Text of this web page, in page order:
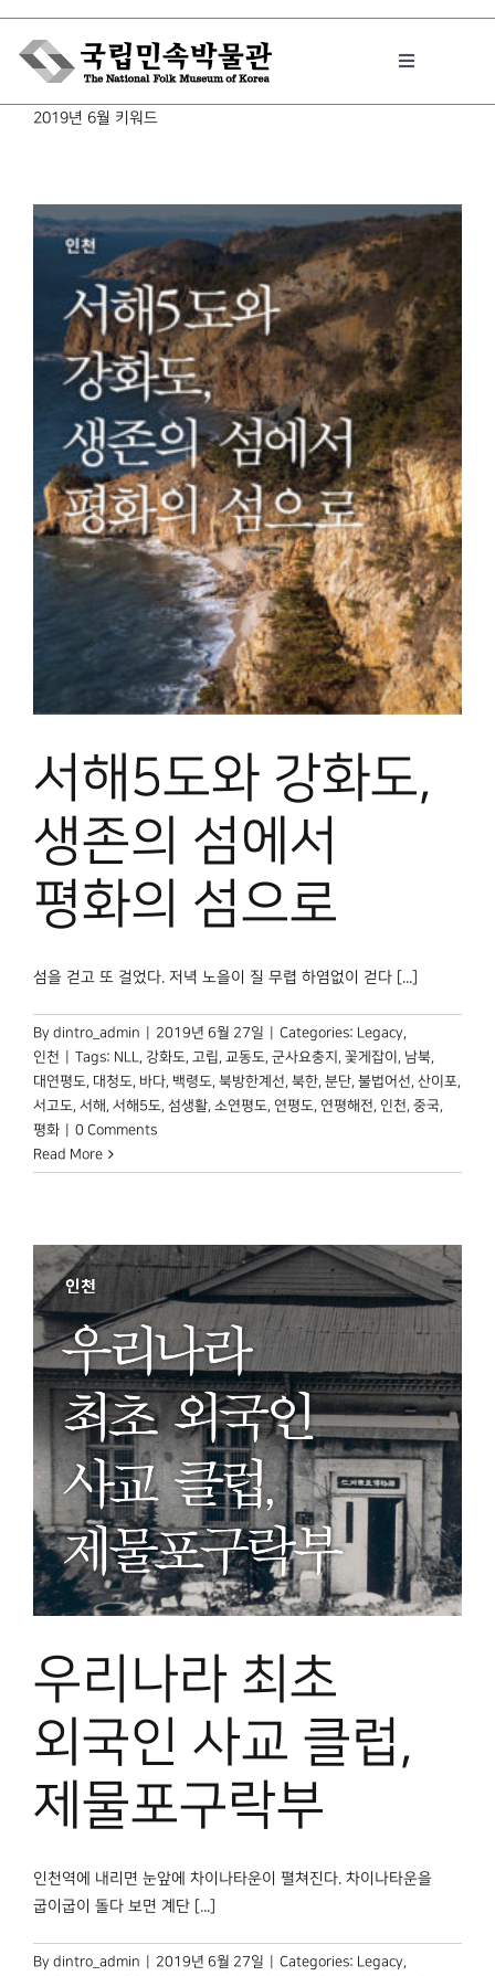
Skip
content
Toggle
민속이야기
민속 인사이드
원문보기 PDF
박물관 홈페이지
2019년 6월 키워드
서해5도와 강화도,
생존의 섬에서
평화의 섬으로
섬을 걷고 또 걸었다. 저녁 노을이 질 무렵 하염없이 걷다 [...]
By dintro_admin 2019년 6월 27일 Categories: Legacy,
인천
Tags: NLL, 강화도, 고립, 교동도, 군사요충지 , 꽃게잡이 , 남북,
대연평도, 대청도, 바다, 백령도, 북방한계선, 북한, 분단, 불법어선, 산이포,
서고도, 서해 , 서해5도, 섬생활, 소연평도, 연평도, 연평해전, 인천, 중국,
평화
0 Comments
Read More
우리나라 최초
외국인 사교 클럽,
제물포구락부
인천역에 내리면 눈앞에 차이나타운이 펼쳐진다. 차이나타운을
굽이굽이 돌다 보면 계단 [...]
By dintro_admin 2019년 6월 27일 Categories: Legacy